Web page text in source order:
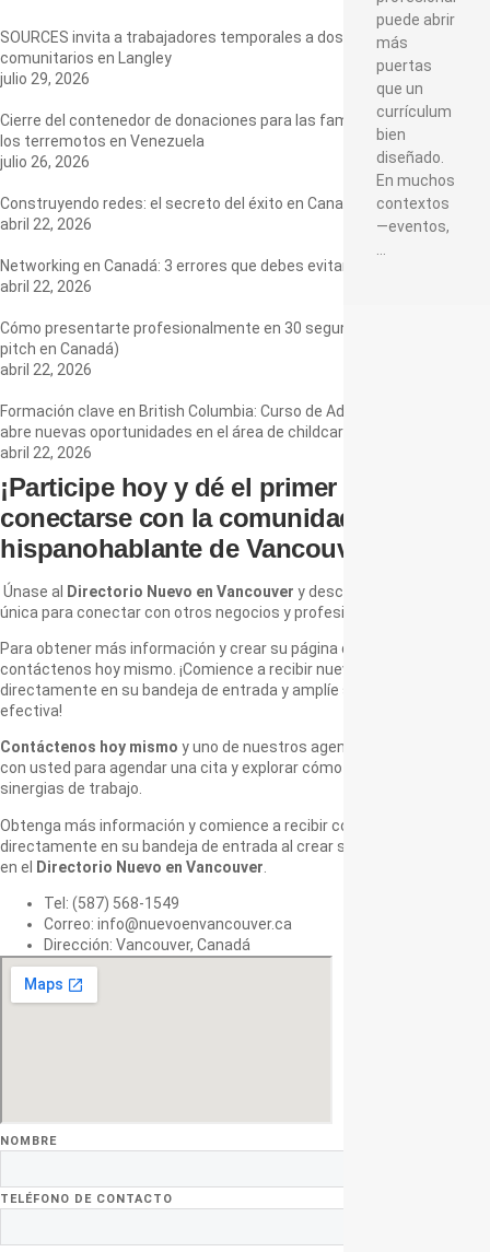
puede abrir
más
puertas
que un
currículum
bien
diseñado.
En muchos
contextos
—eventos,
SOURCES invita a trabajadores temporales a dos encuentros
comunitarios en Langley
julio 29, 2026
Cierre del contenedor de donaciones para las familias afectadas por
los terremotos en Venezuela
julio 26, 2026
Construyendo redes: el secreto del éxito en Canadá
abril 22, 2026
Networking en Canadá: 3 errores que debes evitar
abril 22, 2026
Cómo presentarte profesionalmente en 30 segundos (tu elevator
pitch en Canadá)
abril 22, 2026
Formación clave en British Columbia: Curso de Adulto Responsable
abre nuevas oportunidades en el área de childcare
abril 22, 2026
¡Participe hoy y dé el primer paso para
conectarse con la comunidad
hispanohablante de Vancouver!
Únase al Directorio Nuevo en Vancouver y descubra una plataforma
única para conectar con otros negocios y profesionales.
Para obtener más información y crear su página de destino,
contáctenos hoy mismo. ¡Comience a recibir nuevos contactos
directamente en su bandeja de entrada y amplíe su red de forma
efectiva!
Contáctenos hoy mismo y uno de nuestros agentes se comunicará
con usted para agendar una cita y explorar cómo podemos crear
sinergias de trabajo.
Obtenga más información y comience a recibir contactos
directamente en su bandeja de entrada al crear su página de destino
en el
Directorio Nuevo en Vancouver
Tel: (587) 568-1549
Correo: info@nuevoenvancouver.ca
Dirección: Vancouver, Canadá
NOMBRE
TELÉFONO DE CONTACTO